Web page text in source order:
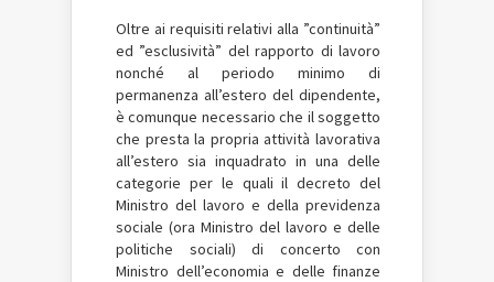
Oltre ai requisiti relativi alla ”continuità”
ed ”esclusività” del rapporto di lavoro
nonché al periodo minimo di
permanenza all’estero del dipendente,
è comunque necessario che il soggetto
che presta la propria attività lavorativa
all’estero sia inquadrato in una delle
categorie per le quali il decreto del
Ministro del lavoro e della previdenza
sociale (ora Ministro del lavoro e delle
politiche sociali) di concerto con
Ministro dell’economia e delle finanze